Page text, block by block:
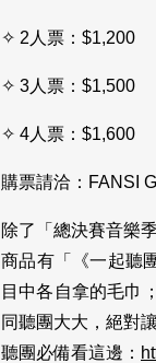
✧ 2人票：$1,200
✧ 3人票：$1,500
✧ 4人票：$1,600
購票請洽：FANSI
除了「總決賽音樂
商品有「《一起聽
目中各自拿的毛巾
同聽團大大，絕對
聽團必備看這邊：